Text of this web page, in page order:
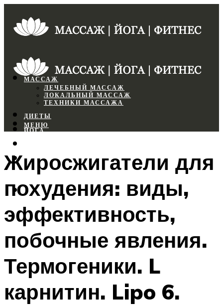
МАССАЖ
ЛЕЧЕБНЫЙ МАССАЖ
ЛОКАЛЬНЫЙ МАССАЖ
ТЕХНИКИ МАССАЖА
ДИЕТЫ
ЙОГА
ФИТНЕС
МЕНЮ
МЕНЮ
Жиросжигатели для
похудения: виды,
эффективность,
побочные явления.
Термогеники. L
карнитин. Lipo 6.